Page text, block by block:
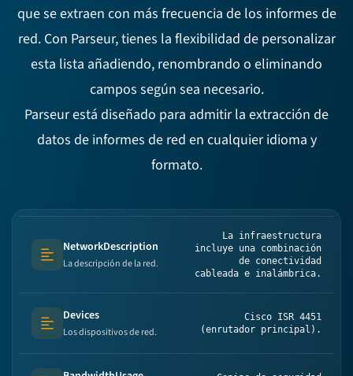
que se extraen con más frecuencia de los informes de
red. Con Parseur, tienes la flexibilidad de personalizar
esta lista añadiendo, renombrando o eliminando
campos según sea necesario.
Parseur está diseñado para admitir la extracción de
datos de informes de red en cualquier idioma y
formato.
Text (multi-lines)
NetworkDescription
La descripción de la red.
La infraestructura
incluye una combinación
de conectividad
cableada e inalámbrica.
Text (multi-lines)
Devices
Los dispositivos de red.
Cisco ISR 4451
(enrutador principal).